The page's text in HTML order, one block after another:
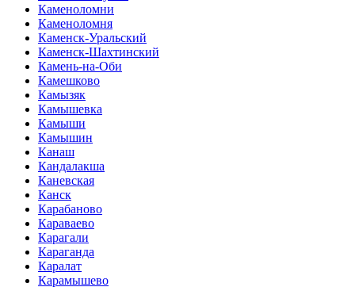
Каменоломни
Каменоломня
Каменск-Уральский
Каменск-Шахтинский
Камень-на-Оби
Камешково
Камызяк
Камышевка
Камыши
Камышин
Канаш
Кандалакша
Каневская
Канск
Карабаново
Караваево
Карагали
Караганда
Каралат
Карамышево